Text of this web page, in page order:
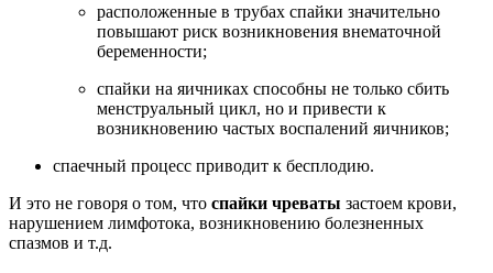
расположенные в трубах спайки значительно
повышают риск возникновения внематочной
беременности;
спайки на яичниках способны не только сбить
менструальный цикл, но и привести к
возникновению частых воспалений яичников;
спаечный процесс приводит к бесплодию.
И это не говоря о том, что спайки чреваты застоем крови,
нарушением лимфотока, возникновению болезненных
спазмов и т.д.